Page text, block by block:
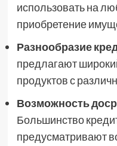
использовать на
приобретение
Разнообразие
предлагают
продуктов с
Возможность
Большинство
предусматривают